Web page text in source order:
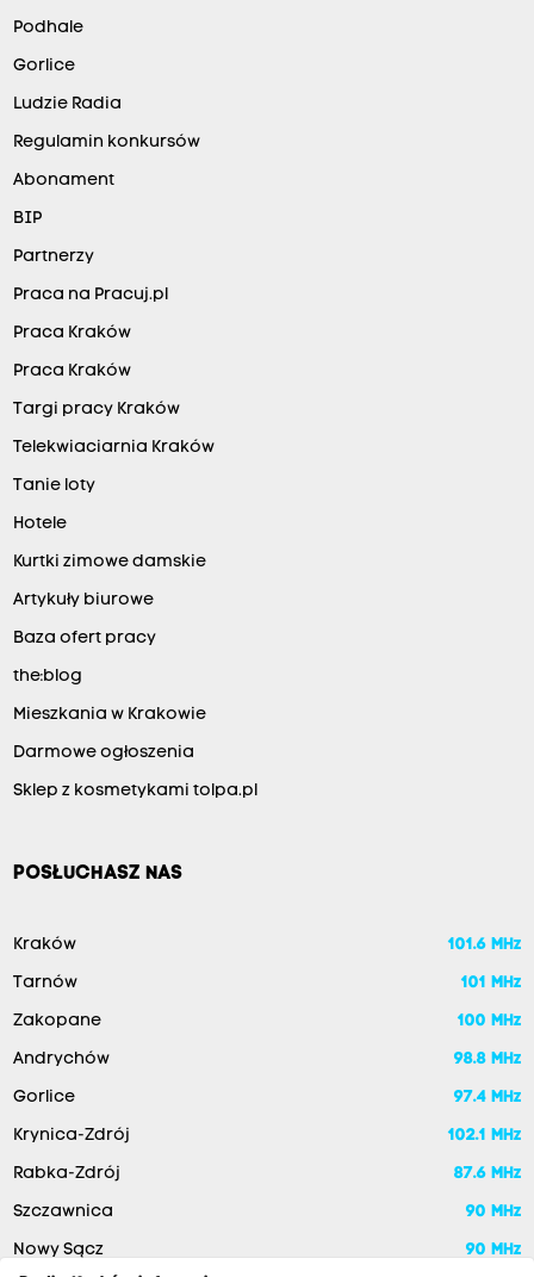
Podhale
Gorlice
Ludzie Radia
Regulamin konkursów
Abonament
BIP
Partnerzy
Praca na Pracuj.pl
Praca Kraków
Praca Kraków
Targi pracy Kraków
Telekwiaciarnia Kraków
Tanie loty
Hotele
Kurtki zimowe damskie
Artykuły biurowe
Baza ofert pracy
the:blog
Mieszkania w Krakowie
Darmowe ogłoszenia
Sklep z kosmetykami tolpa.pl
POSŁUCHASZ NAS
Kraków 101.6 MHz
Tarnów 101 MHz
Zakopane 100 MHz
Andrychów 98.8 MHz
Gorlice 97.4 MHz
Krynica-Zdrój 102.1 MHz
Rabka-Zdrój 87.6 MHz
Szczawnica 90 MHz
Nowy Sącz
90 MHz